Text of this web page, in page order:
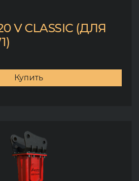
V CLASSIC (ДЛЯ
Купить